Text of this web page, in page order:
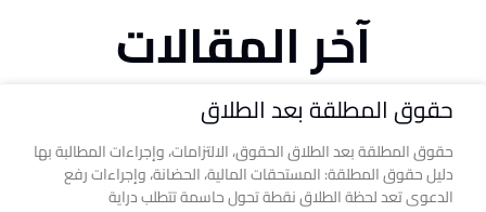
آخر المقالات
حقوق المطلقة بعد الطلاق
حقوق المطلقة بعد الطلاق الحقوق، الالتزامات، وإجراءات المطالبة بها
دليل حقوق المطلقة: المستحقات المالية، الحضانة، وإجراءات رفع
الدعوى تعد لحظة الطلاق نقطة تحول حاسمة تتطلب دراية